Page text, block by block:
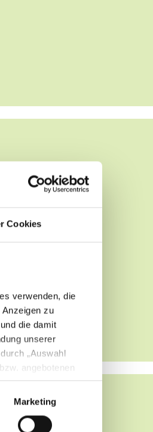
Cookies
verwenden, die
zu
die damit
unserer
„Auswahl
angebotenen
gem. Art.
Marketing